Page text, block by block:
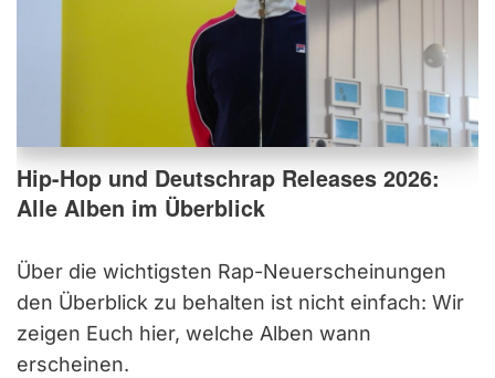
Hip-Hop und Deutschrap Releases 2026:
Alle Alben im Überblick
Über die wichtigsten Rap-Neuerscheinungen
den Überblick zu behalten ist nicht einfach: Wir
zeigen Euch hier, welche Alben wann
erscheinen.